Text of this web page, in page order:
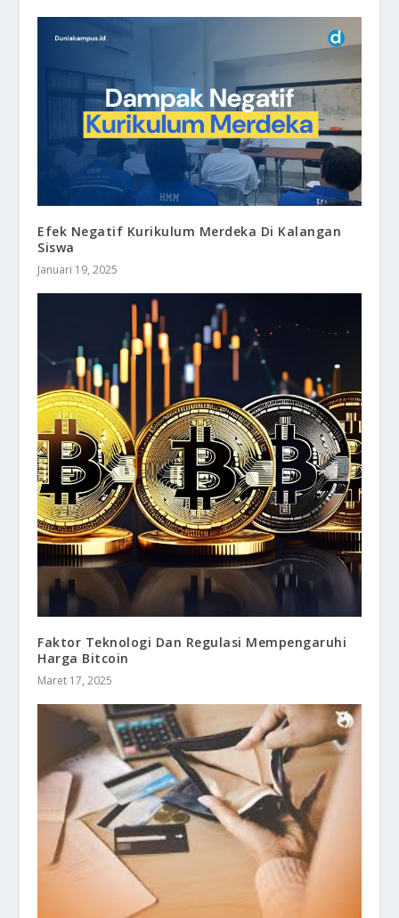
Efek Negatif Kurikulum Merdeka Di Kalangan
Siswa
Januari 19, 2025
Faktor Teknologi Dan Regulasi Mempengaruhi
Harga Bitcoin
Maret 17, 2025